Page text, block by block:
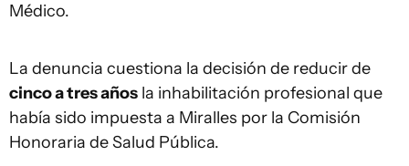
Médico.
La denuncia cuestiona la decisión de reducir de
cinco a tres años la inhabilitación profesional que
había sido impuesta a Miralles por la Comisión
Honoraria de Salud Pública.